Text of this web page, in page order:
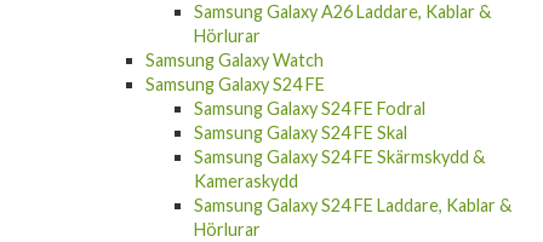
Samsung Galaxy A26 Laddare, Kablar &
Hörlurar
Samsung Galaxy Watch
Samsung Galaxy S24 FE
Samsung Galaxy S24 FE Fodral
Samsung Galaxy S24 FE Skal
Samsung Galaxy S24 FE Skärmskydd &
Kameraskydd
Samsung Galaxy S24 FE Laddare, Kablar &
Hörlurar